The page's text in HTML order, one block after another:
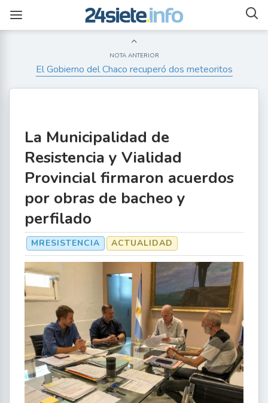
NOTA ANTERIOR
El Gobierno del Chaco recuperó dos meteoritos
La Municipalidad de
Resistencia y Vialidad
Provincial firmaron acuerdos
por obras de bacheo y
perfilado
MRESISTENCIA ACTUALIDAD